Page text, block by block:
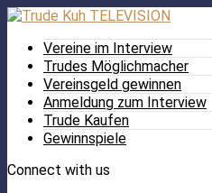
Vereine im Interview
Trudes Möglichmacher
Vereinsgeld gewinnen
Anmeldung zum Interview
Trude Kaufen
Gewinnspiele
Connect with us